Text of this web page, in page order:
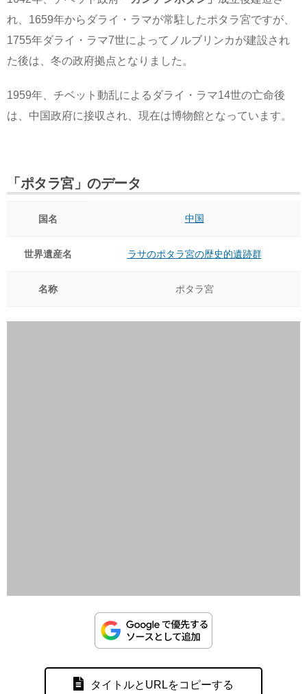
れ、1659年からダライ・ラマが常駐したポタラ宮ですが、
1755年ダライ・ラマ7世によってノルブリンカが建設され
た後は、冬の政府拠点となりました。
1959年、チベット動乱によるダライ・ラマ14世の亡命後
は、中国政府に接収され、現在は博物館となっています。
「ポタラ宮」のデータ
国名 中国
世界遺産名 ラサのポタラ宮の歴史的遺跡群
名称 ポタラ宮
タイトルとURLをコピーする